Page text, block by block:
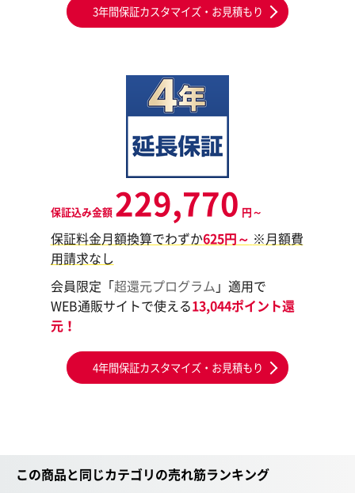
3年間保証カスタマイズ・お見積もり
保証込み金額 229,770 円～
保証料金月額換算でわずか625円～ ※月額費
用請求なし
会員限定「超還元プログラム 」適用で
WEB通販サイトで使える13,044ポイント還
元！
4年間保証カスタマイズ・お見積もり
この商品と同じカテゴリの売れ筋ランキング